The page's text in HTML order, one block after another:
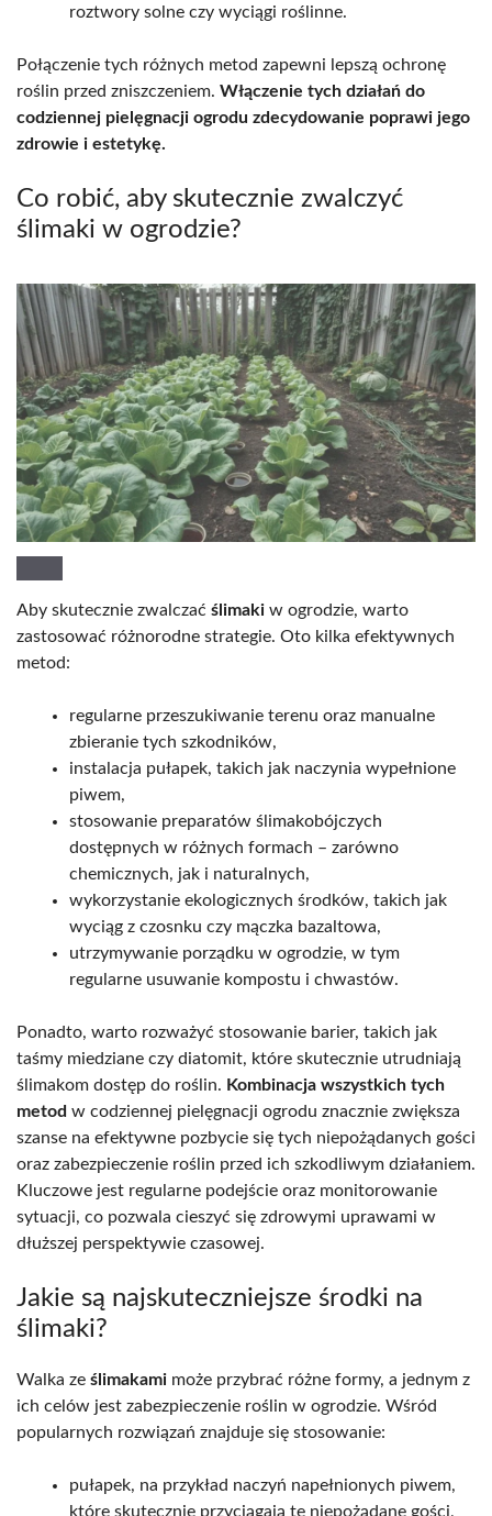
roztwory solne czy wyciągi roślinne.
Połączenie tych różnych metod zapewni lepszą ochronę
roślin przed zniszczeniem. Włączenie tych działań do
codziennej pielęgnacji ogrodu zdecydowanie poprawi jego
zdrowie i estetykę.
Co robić, aby skutecznie zwalczyć
ślimaki w ogrodzie?
Aby skutecznie zwalczać ślimaki w ogrodzie, warto
zastosować różnorodne strategie. Oto kilka efektywnych
metod:
regularne przeszukiwanie terenu oraz manualne
zbieranie tych szkodników,
instalacja pułapek, takich jak naczynia wypełnione
piwem,
stosowanie preparatów ślimakobójczych
dostępnych w różnych formach – zarówno
chemicznych, jak i naturalnych,
wykorzystanie ekologicznych środków, takich jak
wyciąg z czosnku czy mączka bazaltowa,
utrzymywanie porządku w ogrodzie, w tym
regularne usuwanie kompostu i chwastów.
Ponadto, warto rozważyć stosowanie barier, takich jak
taśmy miedziane czy diatomit, które skutecznie utrudniają
ślimakom dostęp do roślin. Kombinacja wszystkich tych
metod w codziennej pielęgnacji ogrodu znacznie zwiększa
szanse na efektywne pozbycie się tych niepożądanych gości
oraz zabezpieczenie roślin przed ich szkodliwym działaniem.
Kluczowe jest regularne podejście oraz monitorowanie
sytuacji, co pozwala cieszyć się zdrowymi uprawami w
dłuższej perspektywie czasowej.
Jakie są najskuteczniejsze środki na
ślimaki?
Walka ze ślimakami może przybrać różne formy, a jednym z
ich celów jest zabezpieczenie roślin w ogrodzie. Wśród
popularnych rozwiązań znajduje się stosowanie:
pułapek, na przykład naczyń napełnionych piwem,
które skutecznie przyciągają te niepożądane gości,